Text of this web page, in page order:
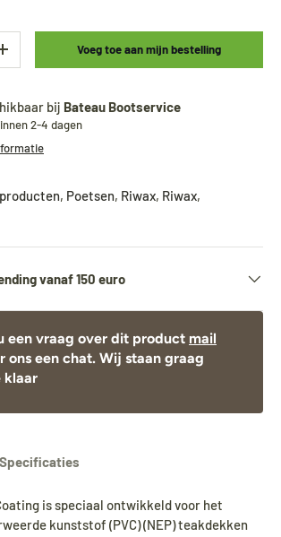
+ Voeg toe aan mijn bestelling
bij Bateau Bootservice
2-4 dagen
, Poetsen, Riwax, Riwax,
vanaf 150 euro
een vraag over dit product mail
ons een chat. Wij staan graag
klaar
Specificaties
is speciaal ontwikkeld voor het
kunststof (PVC) (NEP) teakdekken